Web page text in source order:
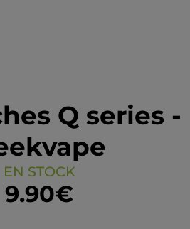
Q series -
EN STOCK
9.90€